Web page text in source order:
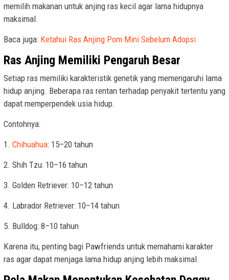
memilih makanan untuk anjing ras kecil agar lama hidupnya
maksimal.
Baca juga: Ketahui Ras Anjing Pom Mini Sebelum Adopsi
Ras Anjing Memiliki Pengaruh Besar
Setiap ras memiliki karakteristik genetik yang memengaruhi lama
hidup anjing. Beberapa ras rentan terhadap penyakit tertentu yang
dapat memperpendek usia hidup.
Contohnya:
1. Chihuahua: 15–20 tahun
2. Shih Tzu: 10–16 tahun
3. Golden Retriever: 10–12 tahun
4. Labrador Retriever: 10–14 tahun
5. Bulldog: 8–10 tahun
Karena itu, penting bagi Pawfriends untuk memahami karakter
ras agar dapat menjaga lama hidup anjing lebih maksimal.